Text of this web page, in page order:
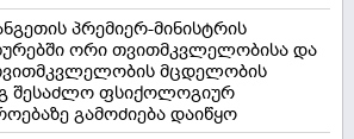
პრემიერ-მინისტრის
ორი თვითმკვლელობისა და
მცდელობის
შესაძლო ფსიქოლოგიურ
გამოძიება დაიწყო